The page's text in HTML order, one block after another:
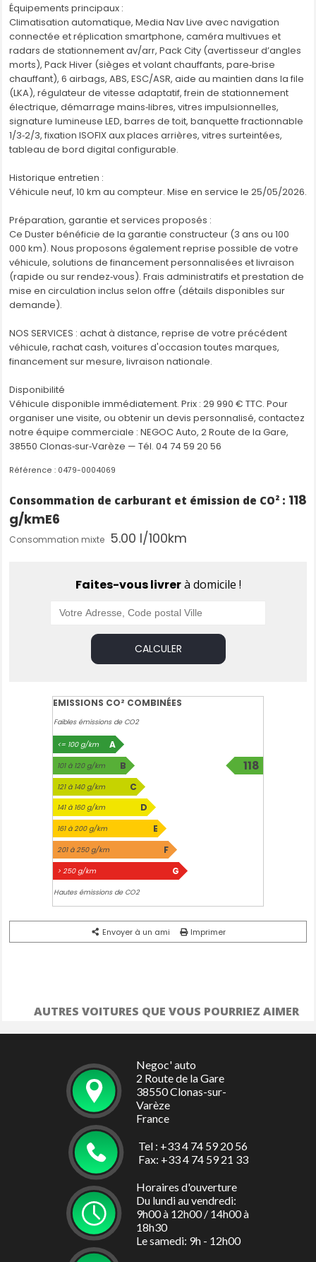
Enregistreur de données d’événements (accident)
ESC déconnectable
Essuie-glace à déclenchement automatique
Feux de croisement avant Eco-LED
Feux de jour
Fixation Isofix aux places arrière extérieures
Frein de stationnement électrique
Freinage automatique d'urgence avec détection piétons
et cyclistes
Indicateur de changement de vitesses
Joncs de calandre Blanc
Lève vitres électriques avant et arrière impulsionnels
Limiteur de vitesse
Médaillons des portes avant en TEP MicroCloud lavable
avec surpiqûres Brun Cuivré
Media Nav Live (Navigation GPS, Radio DAB, Smartphone
Réplication AppleCarPlay et Android Auto, Bluetooth, 6
haut-parleurs)
Ordinateur de bord 13 fonctions (écran TFT)
Projecteurs antibrouillard
Régulateur de vitesse adaptatif
Rétroviseurs extérieurs électriques et dégivrants
Rétroviseurs extérieurs Gris Mégalithe
Sellerie TEP MicroCloud
Siège conducteur à réglage lombaire
Siège conducteur réglable en hauteur
Siège passager réglage en hauteur
Signature lumineuse à LED
Stop & Start
Système de commutation automatique feux de
route/feux de croisement
Système de contrôle de trajectoire (ESC)
Tableau de bord digital 7” configurable
Volant soft feel
Équipements principaux :
Climatisation automatique, Media Nav Live avec navigation
connectée et réplication smartphone, caméra multivues et
radars de stationnement av/arr, Pack City (avertisseur d’angles
morts), Pack Hiver (sièges et volant chauffants, pare‑brise
chauffant), 6 airbags, ABS, ESC/ASR, aide au maintien dans la file
(LKA), régulateur de vitesse adaptatif, frein de stationnement
électrique, démarrage mains‑libres, vitres impulsionnelles,
signature lumineuse LED, barres de toit, banquette fractionnable
1/3‑2/3, fixation ISOFIX aux places arrières, vitres surteintées,
tableau de bord digital configurable.
Historique entretien :
Véhicule neuf, 10 km au compteur. Mise en service le 25/05/2026.
Préparation, garantie et services proposés :
Ce Duster bénéficie de la garantie constructeur (3 ans ou 100
000 km). Nous proposons également reprise possible de votre
véhicule, solutions de financement personnalisées et livraison
(rapide ou sur rendez‑vous). Frais administratifs et prestation de
mise en circulation inclus selon offre (détails disponibles sur
demande).
NOS SERVICES : achat à distance, reprise de votre précédent
véhicule, rachat cash, voitures d'occasion toutes marques,
financement sur mesure, livraison nationale.
Disponibilité
Véhicule disponible immédiatement. Prix : 29 990 € TTC. Pour
organiser une visite, ou obtenir un devis personnalisé, contactez
notre équipe commerciale : NEGOC Auto, 2 Route de la Gare,
38550 Clonas‑sur‑Varèze — Tél. 04 74 59 20 56
Référence : 0479-0004069
Consommation de carburant et émission de CO² : 118
g/kmE6
Consommation mixte 5.00 l/100km
Faites-vous livrerà domicile !
CALCULER
EMISSIONS CO² COMBINÉES
Faibles émissions de CO2
<= 100 g/km A
101 à 120 g/km B
118
121 à 140 g/km C
141 à 160 g/km D
161 à 200 g/km E
201 à 250 g/km F
> 250 g/km G
Hautes émissions de CO2
Envoyer à un ami Imprimer
AUTRES VOITURES QUE VOUS POURRIEZ AIMER
Negoc' auto
2 Route de la Gare
38550 Clonas-sur-
Varèze
France
Tel : +33 4 74 59 20 56
Fax: +33 4 74 59 21 33
Horaires d'ouverture
Du lundi au vendredi:
9h00 à 12h00 / 14h00 à
18h30
Le samedi: 9h - 12h00